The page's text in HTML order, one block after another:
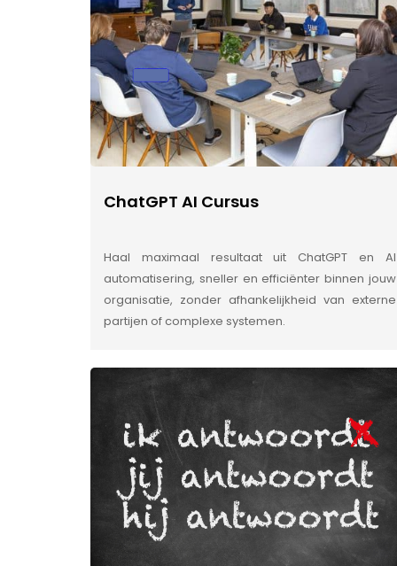
ChatGPT AI Cursus
Haal maximaal resultaat uit ChatGPT en AI
automatisering, sneller en efficiënter binnen jouw
organisatie, zonder afhankelijkheid van externe
partijen of complexe systemen.